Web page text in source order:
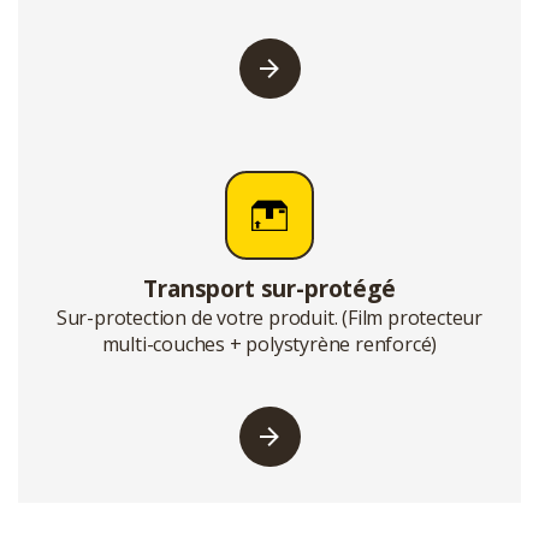
Transport sur-protégé
Sur-protection de votre produit. (Film protecteur
multi-couches + polystyrène renforcé)